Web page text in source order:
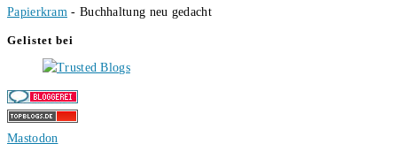
Papierkram - Buchhaltung neu gedacht
Gelistet bei
Mastodon